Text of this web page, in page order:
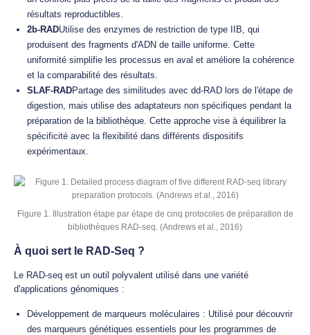
résultats reproductibles.
2b-RADUtilise des enzymes de restriction de type IIB, qui
produisent des fragments d'ADN de taille uniforme. Cette
uniformité simplifie les processus en aval et améliore la cohérence
et la comparabilité des résultats.
SLAF-RADPartage des similitudes avec dd-RAD lors de l'étape de
digestion, mais utilise des adaptateurs non spécifiques pendant la
préparation de la bibliothèque. Cette approche vise à équilibrer la
spécificité avec la flexibilité dans différents dispositifs
expérimentaux.
Figure 1. Illustration étape par étape de cinq protocoles de préparation de
bibliothèques RAD-seq. (Andrews et al., 2016)
À quoi sert le RAD-Seq ?
Le RAD-seq est un outil polyvalent utilisé dans une variété
d'applications génomiques :
Développement de marqueurs moléculaires : Utilisé pour découvrir
des marqueurs génétiques essentiels pour les programmes de